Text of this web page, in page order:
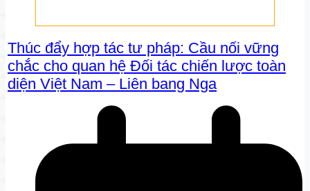
Thúc đẩy hợp tác tư pháp: Cầu nối vững
chắc cho quan hệ Đối tác chiến lược toàn
diện Việt Nam – Liên bang Nga